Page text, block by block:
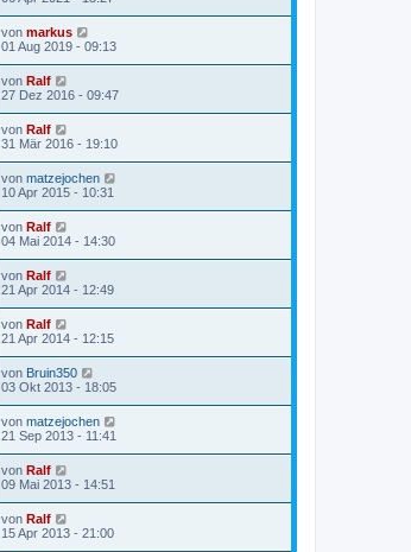
von markus
01 Aug 2019 - 09:13
von Ralf
27 Dez 2016 - 09:47
von Ralf
31 Mär 2016 - 19:10
von matzejochen
10 Apr 2015 - 10:31
von Ralf
04 Mai 2014 - 14:30
von Ralf
21 Apr 2014 - 12:49
von Ralf
21 Apr 2014 - 12:15
von Bruin350
03 Okt 2013 - 18:05
von matzejochen
21 Sep 2013 - 11:41
von Ralf
09 Mai 2013 - 14:51
von Ralf
15 Apr 2013 - 21:00